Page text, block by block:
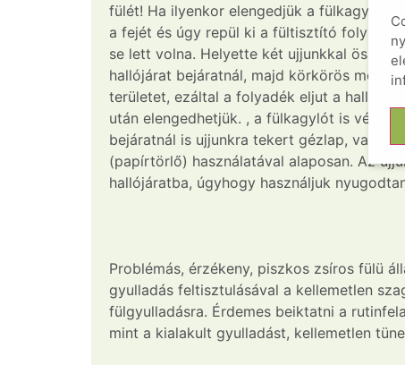
fülét! Ha ilyenkor elengedjük a fülkagylókat
a fejét és úgy repül ki a fültisztító
se lett volna. Helyette két ujjunkkal
hallójárat bejáratnál, majd körkörös
területet, ezáltal a folyadék eljut a
után elengedhetjük. , a fülkagylót is
bejáratnál is ujjunkra tekert gézlap,
(papírtörlő) használatával alaposan. Az
hallójáratba, úgyhogy használjuk
Problémás, érzékeny, piszkos zsíros fülü
gyulladás feltisztulásával a kellemetlen
fülgyulladásra. Érdemes beiktatni a
mint a kialakult gyulladást, kellemetlen